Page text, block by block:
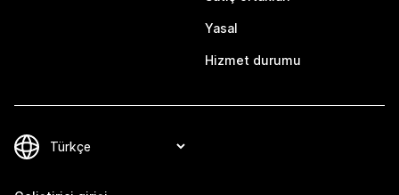
Yasal
Hizmet durumu